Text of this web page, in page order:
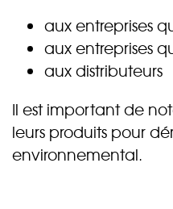
aux entreprises
aux entreprises
aux distributeurs
Il est important de
leurs produits pour
environnemental.